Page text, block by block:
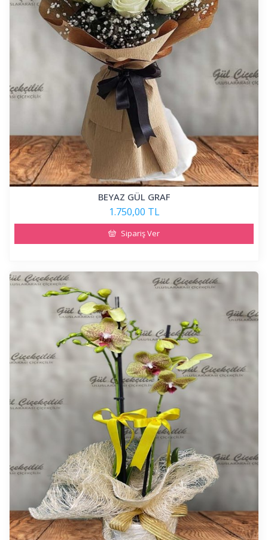
BEYAZ GÜL GRAF
1.750,00 TL
Sipariş Ver